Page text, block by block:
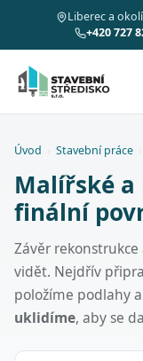
Liberec a okolí
+420 727
Úvod Stavební práce
Malířské
finální
Závěr
vidět. Nejdřív
položíme podlahy
uklidíme, aby se